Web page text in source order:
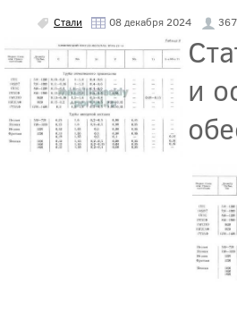
Стали 08 декабря 2024 367
и